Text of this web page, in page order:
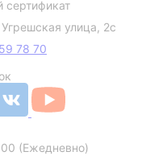
улица, 2с
78 70
(Ежедневно)